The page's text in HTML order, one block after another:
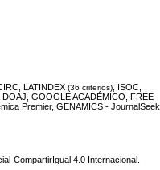
LATINDEX(36 criterios) , ISOC,
GOOGLE ACADÉMICO, FREE
Premier, GENAMICS - JournalSeek
CompartirIgual 4.0 Internacional.